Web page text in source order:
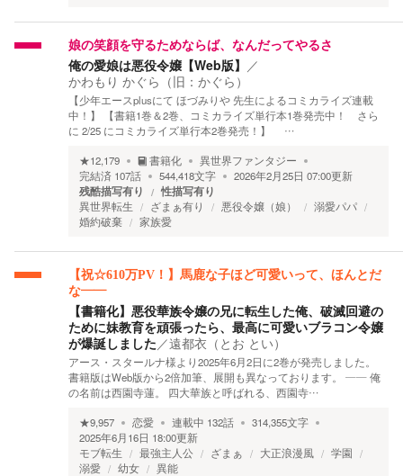
娘の笑顔を守るためならば、なんだってやるさ
俺の愛娘は悪役令嬢【Web版】 ／
かわもり かぐら（旧：かぐら）
【少年エースplusにて ほづみりや 先生によるコミカライズ連載
中！】 【書籍1巻＆2巻、コミカライズ単行本1巻発売中！ さら
に 2/25 にコミカライズ単行本2巻発売！】 …
★12,179 書籍化
異世界ファンタジー
完結済 107話 544,418文字 2026年2月25日 07:00更新
残酷描写有り 性描写有り
異世界転生 ざまぁ有り 悪役令嬢（娘）
溺愛パパ
婚約破棄
家族愛
【祝☆610万PV！】馬鹿な子ほど可愛いって、ほんとだ
な――
【書籍化】悪役華族令嬢の兄に転生した俺、破滅回避の
ために妹教育を頑張ったら、最高に可愛いブラコン令嬢
が爆誕しました／遠都衣（とお とい）
アース・スタールナ様より2025年6月2日に2巻が発売しました。
書籍版はWeb版から2倍加筆、展開も異なっております。 ―― 俺
の名前は西園寺蓮。 四大華族と呼ばれる、西園寺…
★9,957 恋愛 連載中 132話 314,355文字
2025年6月16日 18:00更新
モブ転生
最強主人公 ざまぁ 大正浪漫風
学園
溺愛
幼女 異能